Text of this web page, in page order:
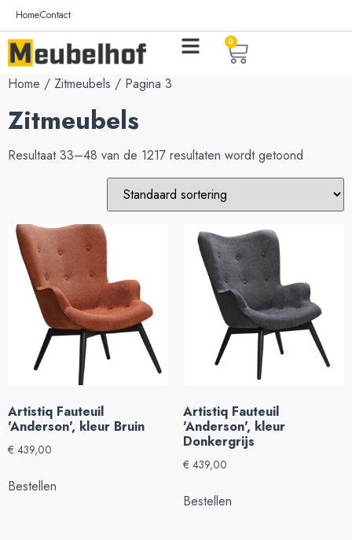
HomeContact
0
Home / Zitmeubels / Pagina 3
Zitmeubels
Resultaat 33–48 van de 1217 resultaten wordt getoond
Artistiq Fauteuil
'Anderson', kleur Bruin
€ 439,00
Bestellen
Artistiq Fauteuil
'Anderson', kleur
Donkergrijs
€ 439,00
Bestellen